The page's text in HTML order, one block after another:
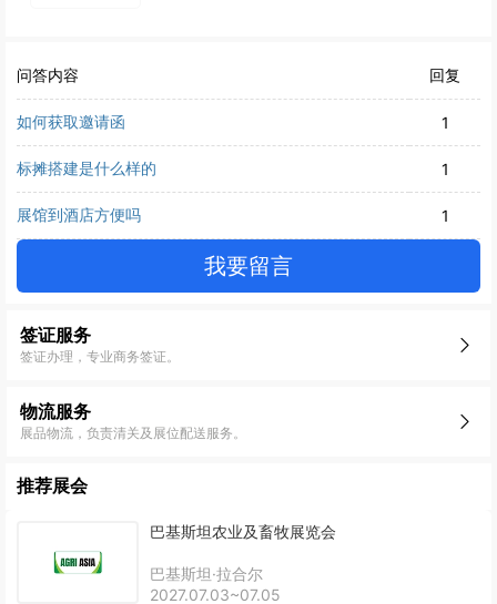
问答内容 回复
如何获取邀请函 1
标摊搭建是什么样的 1
展馆到酒店方便吗 1
我要留言
签证服务
签证办理，专业商务签证。
物流服务
展品物流，负责清关及展位配送服务。
推荐展会
巴基斯坦农业及畜牧展览会
巴基斯坦·拉合尔
2027.07.03~07.05